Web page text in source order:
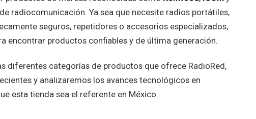
radiocomunicación. Ya sea que necesite radios portátiles,
seguros, repetidores o accesorios especializados,
encontrar productos confiables y de última generación.
diferentes categorías de productos que ofrece RadioRed,
y analizaremos los avances tecnológicos en
esta tienda sea el referente en México.